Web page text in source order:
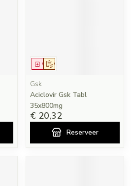
Op voorschrift
Geneesmiddel
Gsk
Aciclovir Gsk Tabl
35x800mg
€ 20,32
Reserveer